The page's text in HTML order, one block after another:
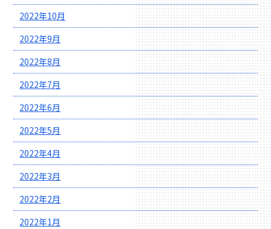
2022年10月
2022年9月
2022年8月
2022年7月
2022年6月
2022年5月
2022年4月
2022年3月
2022年2月
2022年1月